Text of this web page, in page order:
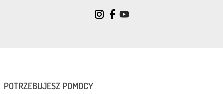
POTRZEBUJESZ POMOCY